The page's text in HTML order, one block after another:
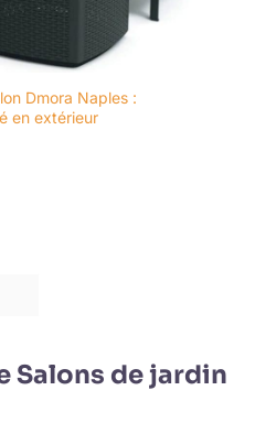
Dmora Naples :
en extérieur
Salons de jardin